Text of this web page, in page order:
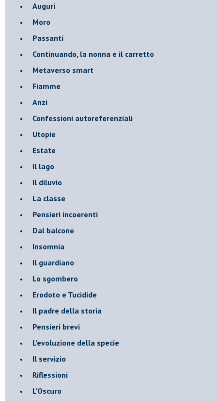
Auguri
Moro
Passanti
Continuando, la nonna e il carretto
Metaverso smart
Fiamme
Anzi
Confessioni autoreferenziali
Utopie
Estate
Il lago
Il diluvio
La classe
Pensieri incoerenti
Dal balcone
Insomnia
Il guardiano
Lo sgombero
Erodoto e Tucidide
Il padre della storia
Pensieri brevi
L'evoluzione della specie
Il servizio
Riflessioni
L'Oscuro